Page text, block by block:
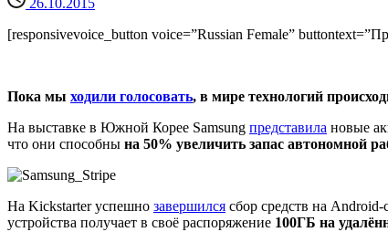
26.10.2015
[responsivevoice_button voice=”Russian Female”
Пока мы ходили голосовать, в мире технологий
На выставке в Южной Корее Samsung представила новые
что они способны на 50% увеличить запас автономной
На Kickstarter успешно завершился сбор средств на
устройства получает в своё распоряжение 100ГБ на